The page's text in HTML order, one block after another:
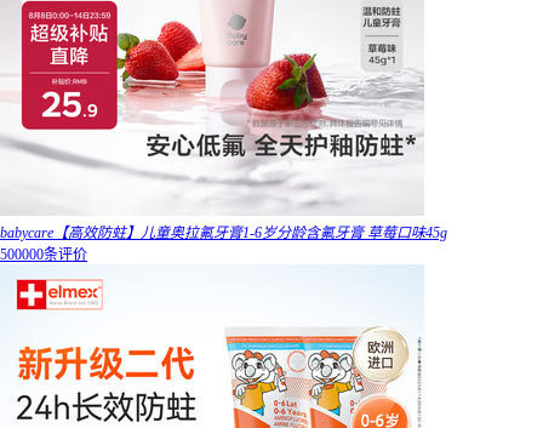
babycare【高效防蛀】儿童奥拉氟牙膏1-6岁分龄含氟牙膏 草莓口味45g
500000条评价